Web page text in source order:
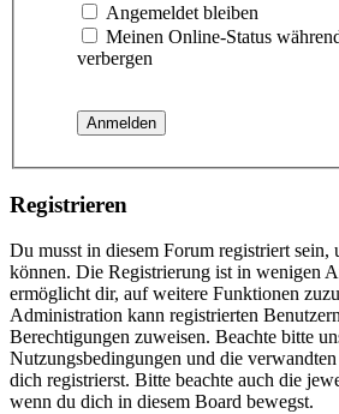
Angemeldet bleiben
Meinen Online-Status
verbergen
Registrieren
Du musst in diesem Forum registriert sein,
können. Die Registrierung ist in wenigen
ermöglicht dir, auf weitere Funktionen
Administration kann registrierten
Berechtigungen zuweisen. Beachte bitte
Nutzungsbedingungen und die
dich registrierst. Bitte beachte auch die
wenn du dich in diesem Board bewegst.